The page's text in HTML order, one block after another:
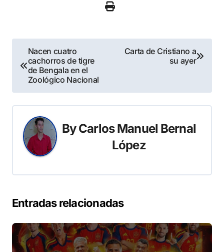
Navegación
de
entradas
Nacen cuatro
cachorros de tigre
de Bengala en el
Zoológico Nacional
Carta de Cristiano a
su ayer
ByCarlos Manuel Bernal
López
Entradas relacionadas